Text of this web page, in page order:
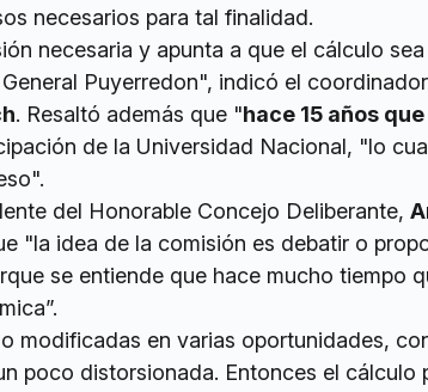
necesarios para tal finalidad.
necesaria y apunta a que el cálculo
Puyerredon", indicó el
. Resaltó además que "hace 15 años
de la Universidad Nacional, "lo
del Honorable Concejo Deliberante,
"la idea de la comisión es debatir o
se entiende que hace mucho tiempo
modificadas en varias oportunidades,
poco distorsionada. Entonces el cálculo